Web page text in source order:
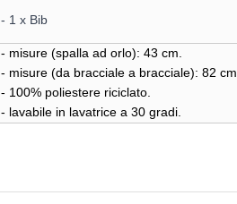
- 1 x Bib
- misure (spalla ad orlo): 43 cm.
- misure (da bracciale a bracciale): 82 cm.
- 100% poliestere riciclato.
- lavabile in lavatrice a 30 gradi.